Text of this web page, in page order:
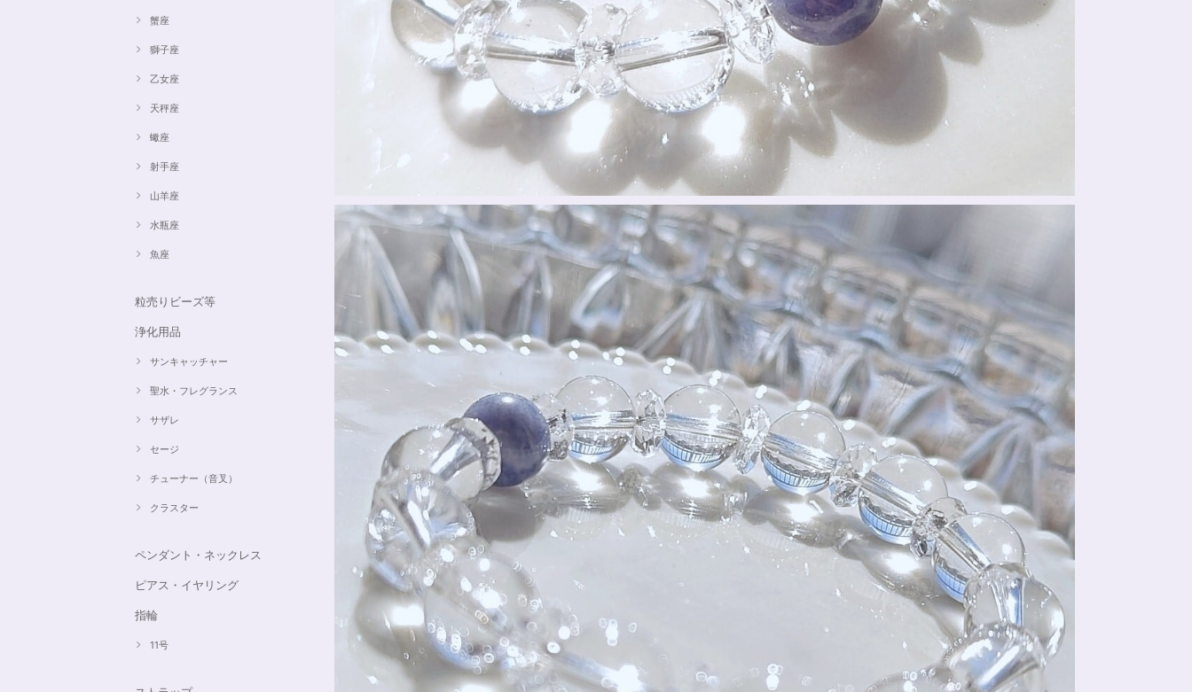
蟹座
獅子座
乙女座
天秤座
蠍座
射手座
山羊座
水瓶座
魚座
粒売りビーズ等
浄化用品
サンキャッチャー
聖水・フレグランス
サザレ
セージ
チューナー（音叉）
クラスター
ペンダント・ネックレス
ピアス・イヤリング
指輪
11号